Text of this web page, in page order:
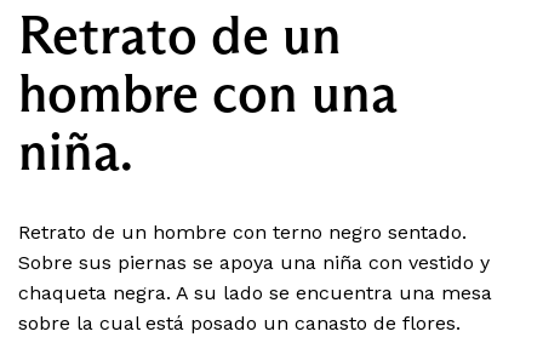
Retrato de un
hombre con una
niña.
Retrato de un hombre con terno negro sentado.
Sobre sus piernas se apoya una niña con vestido y
chaqueta negra. A su lado se encuentra una mesa
sobre la cual está posado un canasto de flores.